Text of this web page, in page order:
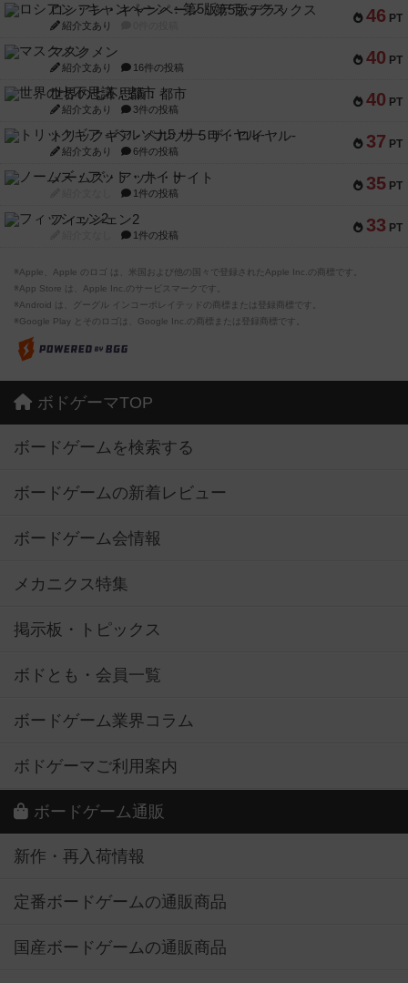
46 PT
ロシアン・キャンペーン：第5版デラックス
紹介文あり
40 PT
マスクメン
紹介文あり 16件の投稿
40 PT
世界の七不思議：都市
紹介文あり 3件の投稿
37 PT
トリックギア - ペルソナ5 ザ・ロイヤル-
紹介文あり 6件の投稿
35 PT
ノームズ・アット・ナイト
1件の投稿
33 PT
フィッシェン2
1件の投稿
※Apple、Apple のロゴ は、米国および他の国々で登録されたApple Inc.の商標です。
※App Store は、Apple Inc.のサービスマークです。
※Android は、グーグル インコーポレイテッドの商標または登録商標です。
※Google Play とそのロゴは、Google Inc.の商標または登録商標です。
ボドゲーマTOP
ボードゲームを検索する
ボードゲームの新着レビュー
ボードゲーム会情報
メカニクス特集
掲示板・トピックス
ボドとも・会員一覧
ボードゲーム業界コラム
ボドゲーマご利用案内
ボードゲーム通販
新作・再入荷情報
定番ボードゲームの通販商品
国産ボードゲームの通販商品